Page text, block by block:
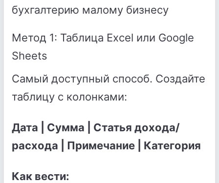
бухгалтерию малому бизнесу
Метод 1: Таблица Excel или Google
Sheets
Самый доступный способ. Создайте
таблицу с колонками:
Дата | Сумма | Статья дохода/
расхода | Примечание | Категория
Как вести: